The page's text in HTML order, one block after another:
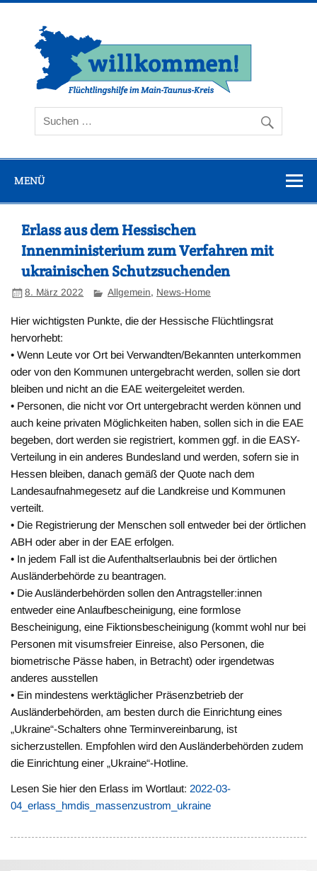
Zum
MENÜ
Erlass aus dem Hessischen
Innenministerium zum Verfahren mit
ukrainischen Schutzsuchenden
8. März 2022 Allgemein, News-Home
Hier wichtigsten Punkte, die der Hessische Flüchtlingsrat
hervorhebt:
• Wenn Leute vor Ort bei Verwandten/Bekannten unterkommen
oder von den Kommunen untergebracht werden, sollen sie dort
bleiben und nicht an die EAE weitergeleitet werden.
• Personen, die nicht vor Ort untergebracht werden können und
auch keine privaten Möglichkeiten haben, sollen sich in die EAE
begeben, dort werden sie registriert, kommen ggf. in die EASY-
Verteilung in ein anderes Bundesland und werden, sofern sie in
Hessen bleiben, danach gemäß der Quote nach dem
Landesaufnahmegesetz auf die Landkreise und Kommunen
verteilt.
• Die Registrierung der Menschen soll entweder bei der örtlichen
ABH oder aber in der EAE erfolgen.
• In jedem Fall ist die Aufenthaltserlaubnis bei der örtlichen
Ausländerbehörde zu beantragen.
• Die Ausländerbehörden sollen den Antragsteller:innen
entweder eine Anlaufbescheinigung, eine formlose
Bescheinigung, eine Fiktionsbescheinigung (kommt wohl nur bei
Personen mit visumsfreier Einreise, also Personen, die
biometrische Pässe haben, in Betracht) oder irgendetwas
anderes ausstellen
• Ein mindestens werktäglicher Präsenzbetrieb der
Ausländerbehörden, am besten durch die Einrichtung eines
„Ukraine“-Schalters ohne Terminvereinbarung, ist
sicherzustellen. Empfohlen wird den Ausländerbehörden zudem
die Einrichtung einer „Ukraine“-Hotline.
Lesen Sie hier den Erlass im Wortlaut: 2022-03-
04_erlass_hmdis_massenzustrom_ukraine